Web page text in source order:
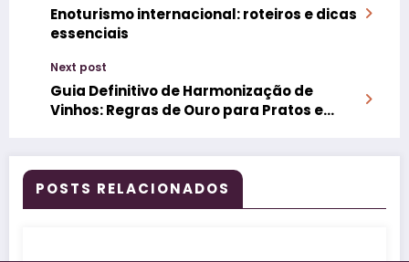
Enoturismo internacional: roteiros e dicas
essenciais
Next post
Guia Definitivo de Harmonização de
Vinhos: Regras de Ouro para Pratos e
POSTS RELACIONADOS